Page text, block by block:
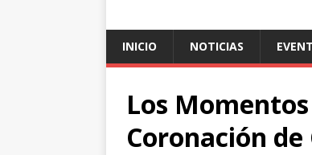
INICIO NOTICIAS
Los
Coronación